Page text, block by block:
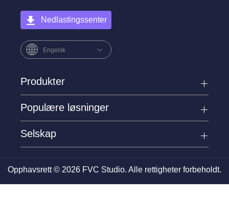
Nedlastingssenter
Engelsk
Produkter
Populære løsninger
Selskap
Opphavsrett © 2026 FVC Studio. Alle rettigheter forbeholdt.